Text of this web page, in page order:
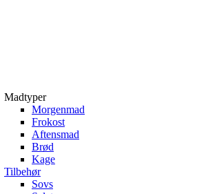
Madtyper
Morgenmad
Frokost
Aftensmad
Brød
Kage
Tilbehør
Sovs